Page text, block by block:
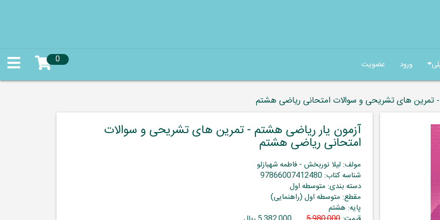
ورود عضویت 0
تمرین های تشریحی و سوالات امتحانی ریاضی هشتم
آزمون یار ریاضی هشتم - تمرین های تشریحی و سوالات
امتحانی ریاضی هشتم
مولف: لیلا نوربخش - فاطمه شهبازلو
شناسه کتاب: 97866007412480
دسته بندی: متوسطه اول
مقطع: متوسطه اول (راهنمایی)
پایه: هشتم